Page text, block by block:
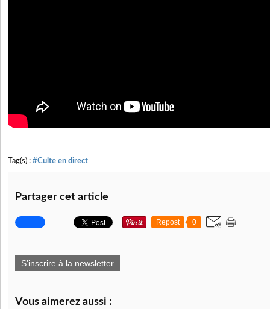
Tag(s) : #Culte en direct
Partager cet article
Repost 0
S'inscrire à la newsletter
Vous aimerez aussi :